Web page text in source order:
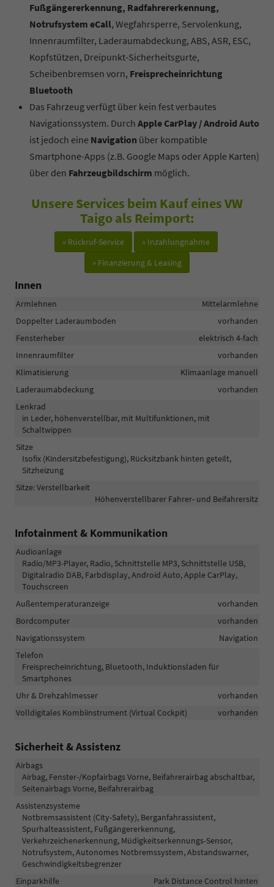
Fußgängererkennung, Radfahrererkennung,
Notrufsystem eCall, Wegfahrsperre, Servolenkung,
Innenraumfilter, Laderaumabdeckung, ABS, ASR, ESC,
Kopfstützen, Dreipunkt-Sicherheitsgurte,
Scheibenbremsen vorn, Freisprecheinrichtung
Bluetooth
Das Fahrzeug verfügt über kein fest verbautes
Navigationssystem. Durch Apple CarPlay / Android Auto
ist jedoch eine Navigation über kompatible
Smartphone-Apps (z.B. Google Maps oder Apple Karten)
über den Fahrzeugbildschirm möglich.
Unsere Services beim Kauf eines VW
Taigo als Reimport:
» Rückruf-Service
» Inzahlungnahme
» Finanzierung & Leasing
Innen
Armlehnen
Mittelarmlehne
Doppelter Laderaumboden
vorhanden
Fensterheber
elektrisch 4-fach
Innenraumfilter
vorhanden
Klimatisierung
Klimaanlage manuell
Laderaumabdeckung
vorhanden
Lenkrad
in Leder, höhenverstellbar, mit Multifunktionen, mit
Schaltwippen
Sitze
Isofix (Kindersitzbefestigung), Rücksitzbank hinten geteilt,
Sitzheizung
Sitze: Verstellbarkeit
Höhenverstellbarer Fahrer- und Beifahrersitz
Infotainment & Kommunikation
Audioanlage
Radio/MP3-Player, Radio, Schnittstelle MP3, Schnittstelle USB,
Digitalradio DAB, Farbdisplay, Android Auto, Apple CarPlay,
Touchscreen
Außentemperaturanzeige
vorhanden
Bordcomputer
vorhanden
Navigationssystem
Navigation
Telefon
Freisprecheinrichtung, Bluetooth, Induktionsladen für
Smartphones
Uhr & Drehzahlmesser
vorhanden
Volldigitales Kombiinstrument (Virtual Cockpit)
vorhanden
Sicherheit & Assistenz
Airbags
Airbag, Fenster-/Kopfairbags Vorne, Beifahrerairbag abschaltbar,
Seitenairbags Vorne, Beifahrerairbag
Assistenzsysteme
Notbremsassistent (City-Safety), Berganfahrassistent,
Spurhalteassistent, Fußgängererkennung,
Verkehrzeichenerkennung, Müdigkeitserkennungs-Sensor,
Notrufsystem, Autonomes Notbremssystem, Abstandswarner,
Geschwindigkeitsbegrenzer
Einparkhilfe
Park Distance Control hinten